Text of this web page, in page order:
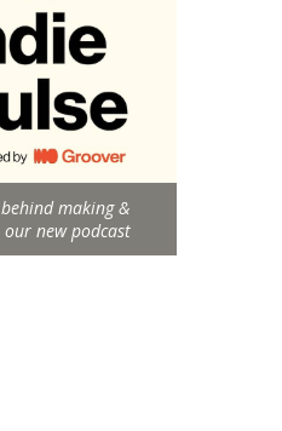
making &
new podcast